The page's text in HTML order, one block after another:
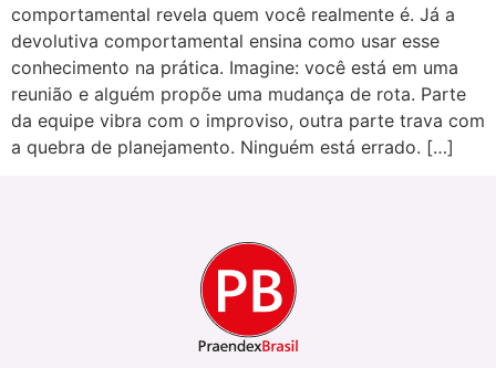
comportamental revela quem você realmente é. Já a
devolutiva comportamental ensina como usar esse
conhecimento na prática. Imagine: você está em uma
reunião e alguém propõe uma mudança de rota. Parte
da equipe vibra com o improviso, outra parte trava com
a quebra de planejamento. Ninguém está errado. […]